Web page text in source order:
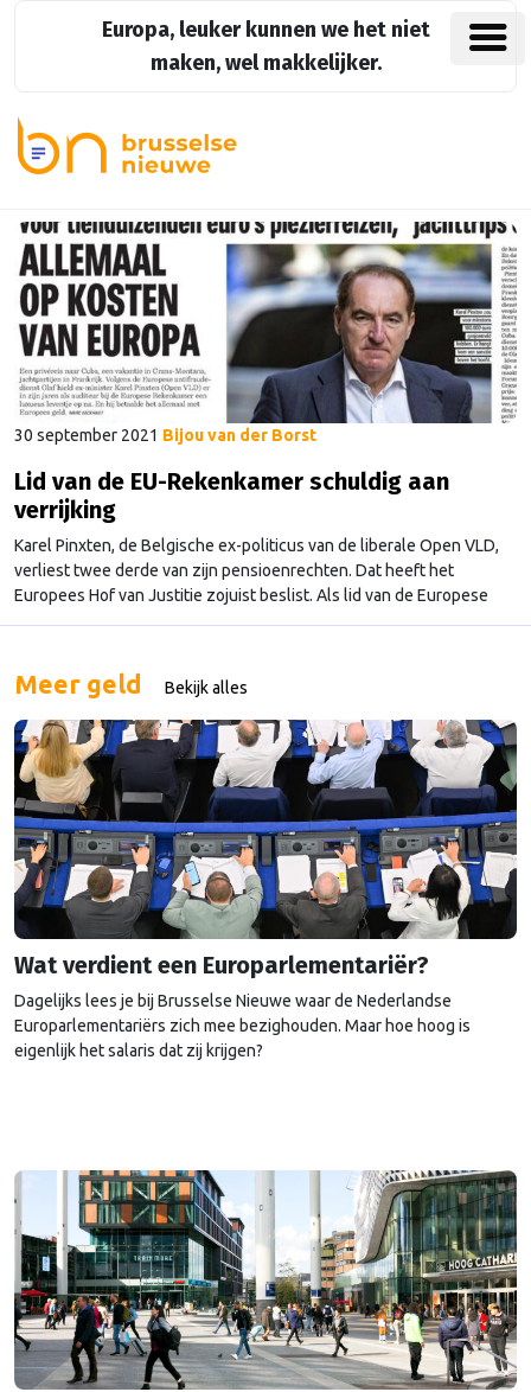
Europa, leuker kunnen we het niet
maken, wel makkelijker.
30 september 2021 Bijou van der Borst
Lid van de EU-Rekenkamer schuldig aan
verrijking
Karel Pinxten, de Belgische ex-politicus van de liberale Open VLD,
verliest twee derde van zijn pensioenrechten. Dat heeft het
Europees Hof van Justitie zojuist beslist. Als lid van de Europese
Rekenkamer zou hij zich tussen 2006 en 2018 verrijkt hebben op
antifraudedienst OLAF heeft Pinxten privéreizen naar …
Meer geld Bekijk alles
Wat verdient een Europarlementariër?
Dagelijks lees je bij Brusselse Nieuwe waar de Nederlandse
Europarlementariërs zich mee bezighouden. Maar hoe hoog is
eigenlijk het salaris dat zij krijgen?